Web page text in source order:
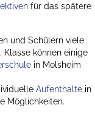
für das spätere
und Schülern viele
Klasse können einige
in Molsheim
Aufenthalte in
Möglichkeiten.